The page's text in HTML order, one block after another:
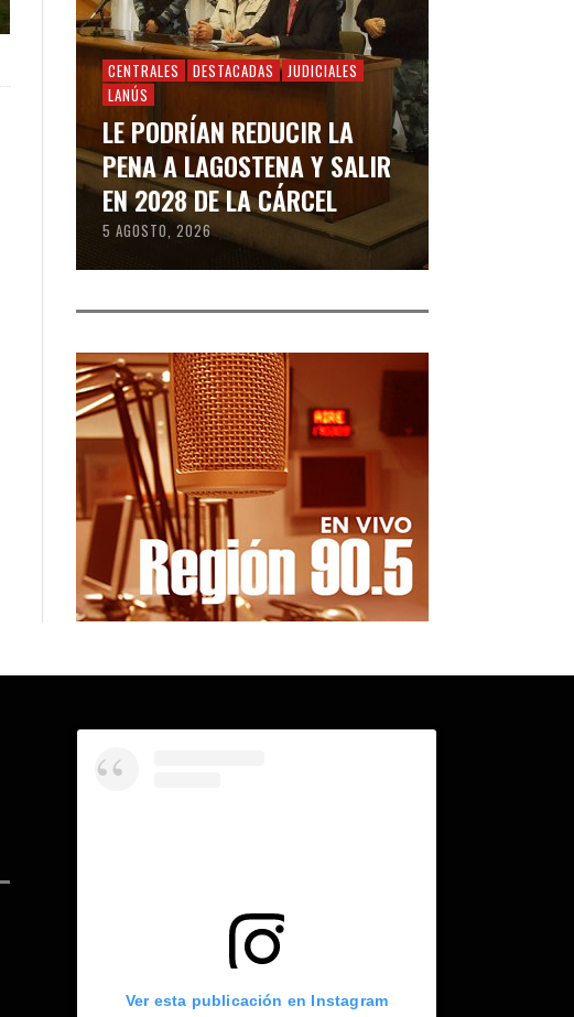
CENTRALES DESTACADAS
JUDICIALES
LANÚS
LE PODRÍAN REDUCIR LA
PENA A LAGOSTENA Y SALIR
EN 2028 DE LA CÁRCEL
5 AGOSTO, 2026
Ver esta publicación en Instagram